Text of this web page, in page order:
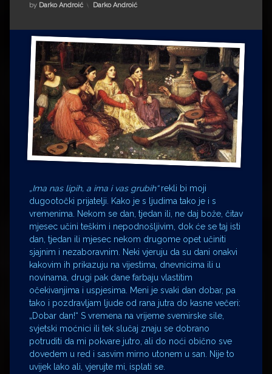
Impressum
Milenko Strižak
Drugi autori
Drugi autori
Matea Andrić
Ljiljana Lekanić-Kljaić
Željko Krznarić
Mario Lovreković
by Darko Androić Kategorije:
Darko Androić
„Ima nas lipih, a ima i vas grubih“rekli bi moji
dugootočki prijatelji. Kako je s ljudima tako je i s
vremenima. Nekom se dan, tjedan ili, ne daj bože, čitav
mjesec učini teškim i nepodnošljivim, dok će se taj isti
dan, tjedan ili mjesec nekom drugome opet učiniti
sjajnim i nezaboravnim. Neki vjeruju da su dani onakvi
kakovim ih prikazuju na vijestima, dnevnicima ili u
novinama, drugi pak dane farbaju vlastitim
očekivanjima i uspjesima. Meni je svaki dan dobar, pa
tako i pozdravljam ljude od rana jutra do kasne večeri:
„Dobar dan!“ S vremena na vrijeme svemirske sile,
svjetski moćnici ili tek slučaj znaju se dobrano
potruditi da mi pokvare jutro, ali do noći obično sve
dovedem u red i sasvim mirno utonem u san. Nije to
uvijek lako ali, vjerujte mi, isplati se.